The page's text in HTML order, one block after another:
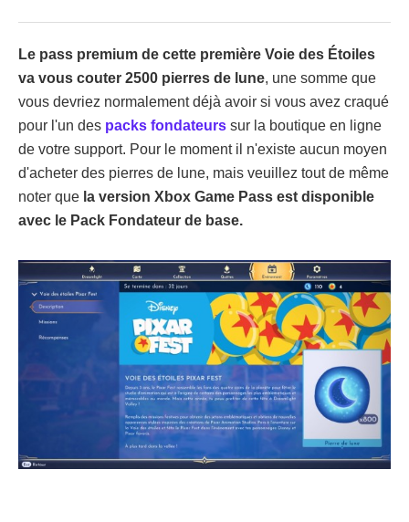
Le pass premium de cette première Voie des Étoiles
va vous couter 2500 pierres de lune, une somme que
vous devriez normalement déjà avoir si vous avez craqué
pour l'un des packs fondateurs sur la boutique en ligne
de votre support. Pour le moment il n'existe aucun moyen
d'acheter des pierres de lune, mais veuillez tout de même
noter que la version Xbox Game Pass est disponible
avec le Pack Fondateur de base.